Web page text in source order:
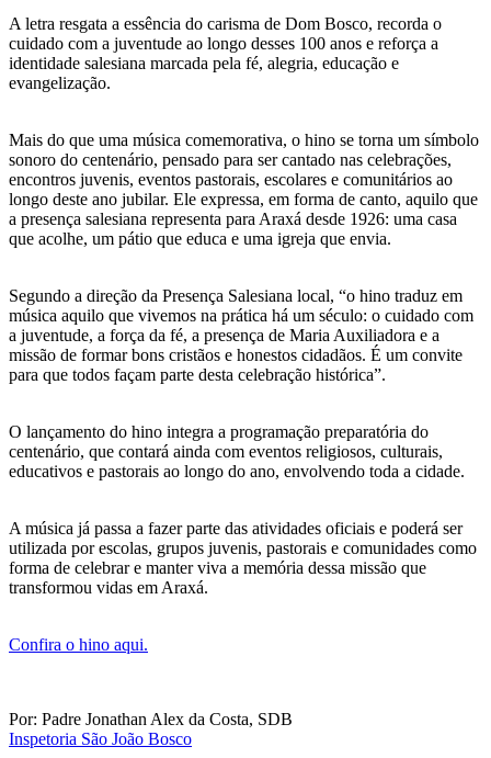
A letra resgata a essência do carisma de Dom Bosco, recorda o
cuidado com a juventude ao longo desses 100 anos e reforça a
identidade salesiana marcada pela fé, alegria, educação e
evangelização.
Mais do que uma música comemorativa, o hino se torna um símbolo
sonoro do centenário, pensado para ser cantado nas celebrações,
encontros juvenis, eventos pastorais, escolares e comunitários ao
longo deste ano jubilar. Ele expressa, em forma de canto, aquilo que
a presença salesiana representa para Araxá desde 1926: uma casa
que acolhe, um pátio que educa e uma igreja que envia.
Segundo a direção da Presença Salesiana local, “o hino traduz em
música aquilo que vivemos na prática há um século: o cuidado com
a juventude, a força da fé, a presença de Maria Auxiliadora e a
missão de formar bons cristãos e honestos cidadãos. É um convite
para que todos façam parte desta celebração histórica”.
O lançamento do hino integra a programação preparatória do
centenário, que contará ainda com eventos religiosos, culturais,
educativos e pastorais ao longo do ano, envolvendo toda a cidade.
A música já passa a fazer parte das atividades oficiais e poderá ser
utilizada por escolas, grupos juvenis, pastorais e comunidades como
forma de celebrar e manter viva a memória dessa missão que
transformou vidas em Araxá.
Confira o hino aqui.
Por: Padre Jonathan Alex da Costa, SDB
Inspetoria São João Bosco